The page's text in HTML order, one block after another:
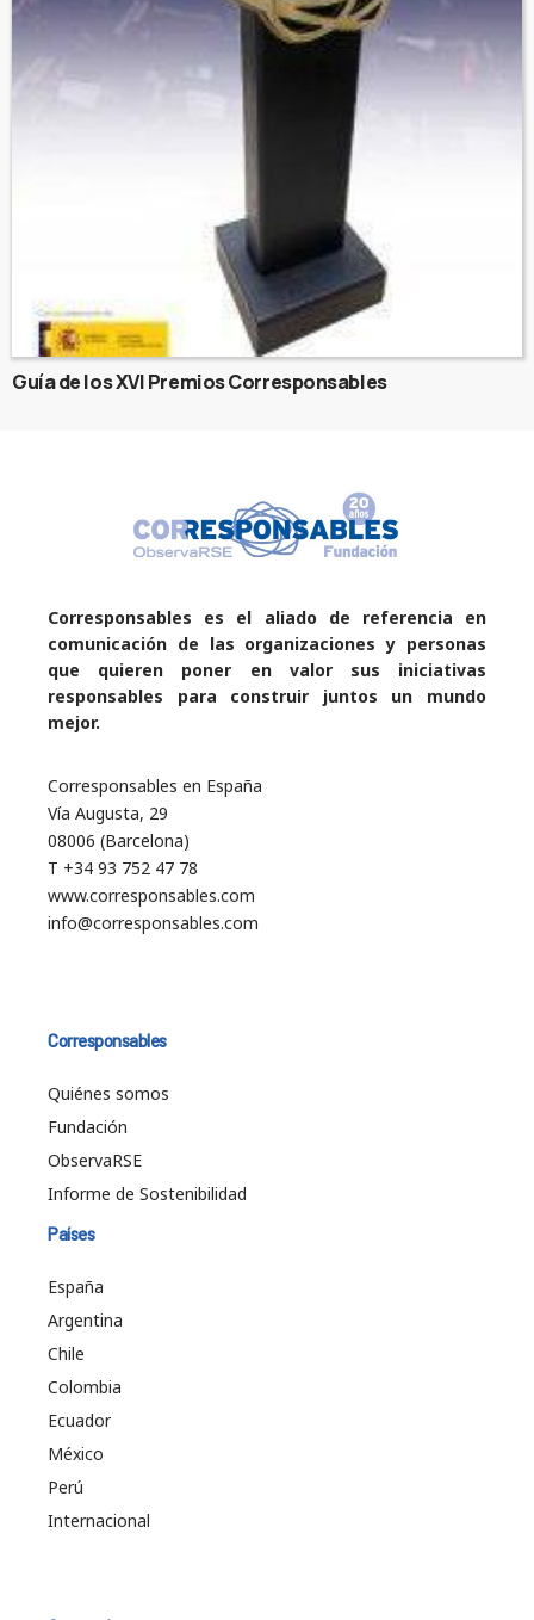
Guía de los XVI Premios Corresponsables
Corresponsables es el aliado de referencia en
comunicación de las organizaciones y personas
que quieren poner en valor sus iniciativas
responsables para construir juntos un mundo
mejor.
Corresponsables en España
Vía Augusta, 29
08006 (Barcelona)
T +34 93 752 47 78
www.corresponsables.com
info@corresponsables.com
Corresponsables
Quiénes somos
Fundación
ObservaRSE
Informe de Sostenibilidad
Países
España
Argentina
Chile
Colombia
Ecuador
México
Perú
Internacional